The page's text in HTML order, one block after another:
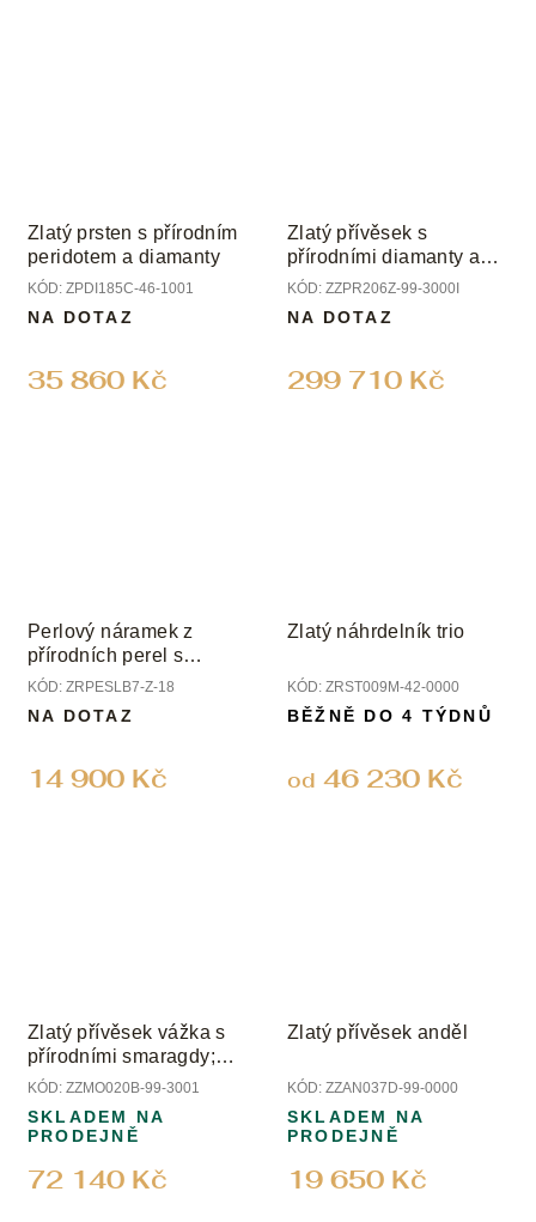
Zlatý prsten s přírodním
peridotem a diamanty
KÓD: ZPDI185C-46-1001
35 860 Kč
NA DOTAZ
Zlatý přívěsek s
přírodními diamanty a
perlou Biwa
KÓD: ZZPR206Z-99-3000I
299 710 Kč
NA DOTAZ
Perlový náramek z
přírodních perel s
uzávěrem ze žlutého
KÓD: ZRPESLB7-Z-18
14 900 Kč
NA DOTAZ
Zlatý náhrdelník trio
KÓD: ZRST009M-42-0000
od 46 230 Kč
BĚŽNĚ DO 4 TÝDNŮ
Zlatý přívěsek vážka s
přírodními smaragdy;
peridotem a diamanty
KÓD: ZZMO020B-99-3001
72 140 Kč
SKLADEM NA
PRODEJNĚ
Zlatý přívěsek anděl
KÓD: ZZAN037D-99-0000
19 650 Kč
SKLADEM NA
PRODEJNĚ